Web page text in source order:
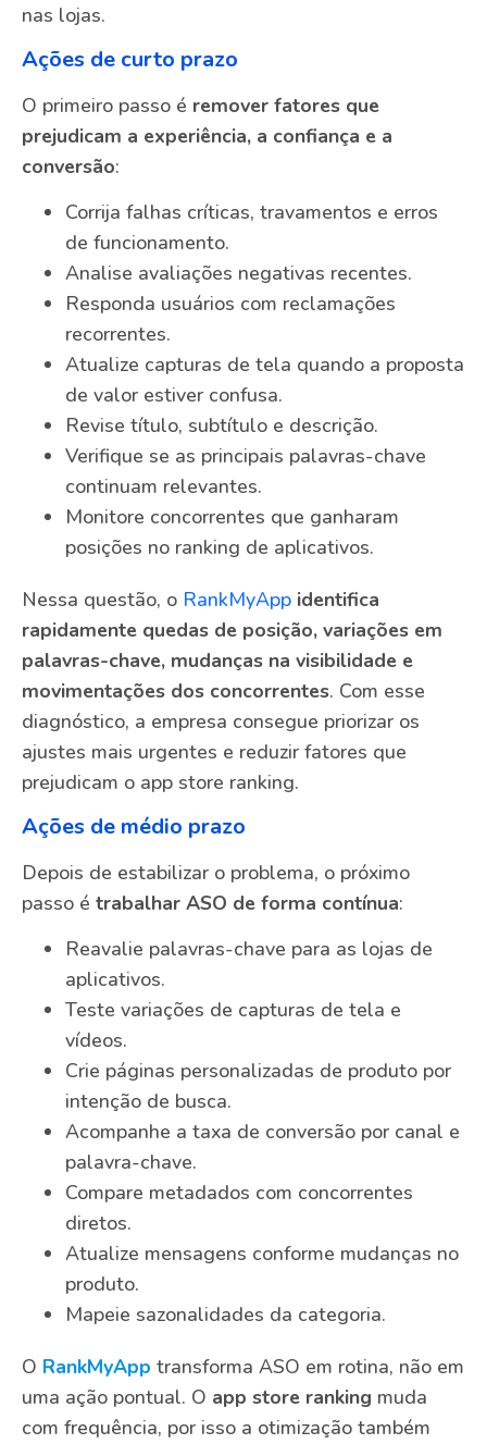
nas lojas.
Ações de curto prazo
O primeiro passo é remover fatores que
prejudicam a experiência, a confiança e a
conversão:
Corrija falhas críticas, travamentos e erros
de funcionamento.
Analise avaliações negativas recentes.
Responda usuários com reclamações
recorrentes.
Atualize capturas de tela quando a proposta
de valor estiver confusa.
Revise título, subtítulo e descrição.
Verifique se as principais palavras-chave
continuam relevantes.
Monitore concorrentes que ganharam
posições no ranking de aplicativos.
Nessa questão, o RankMyApp identifica
rapidamente quedas de posição, variações em
palavras-chave, mudanças na visibilidade e
movimentações dos concorrentes. Com esse
diagnóstico, a empresa consegue priorizar os
ajustes mais urgentes e reduzir fatores que
prejudicam o app store ranking.
Ações de médio prazo
Depois de estabilizar o problema, o próximo
passo é trabalhar ASO de forma contínua:
Reavalie palavras-chave para as lojas de
aplicativos.
Teste variações de capturas de tela e
vídeos.
Crie páginas personalizadas de produto por
intenção de busca.
Acompanhe a taxa de conversão por canal e
palavra-chave.
Compare metadados com concorrentes
diretos.
Atualize mensagens conforme mudanças no
produto.
Mapeie sazonalidades da categoria.
O RankMyApp transforma ASO em rotina, não em
uma ação pontual. O app store ranking muda
com frequência, por isso a otimização também